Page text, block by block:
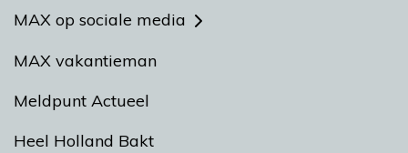
MAX op sociale media
MAX vakantieman
Meldpunt Actueel
Heel Holland Bakt